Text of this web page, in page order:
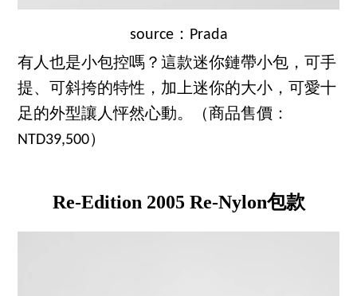
source：Prada
有人也是小包控嗎？這款迷你鏈帶小包，可手
提、可斜挎的特性，加上迷你的大小，可愛十
足的外型讓人怦然心動。（商品售價：
NTD39,500）
Re-Edition 2005 Re-Nylon包款